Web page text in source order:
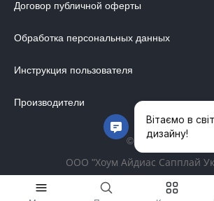
Договор публичной оферты
Обработка персональных данных
Инструкция пользователя
Производители
© 2014-2026
ООО "Хоум Айдиас Сапплай